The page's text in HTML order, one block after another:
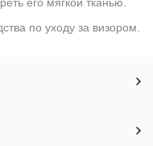
по уходу за визором.